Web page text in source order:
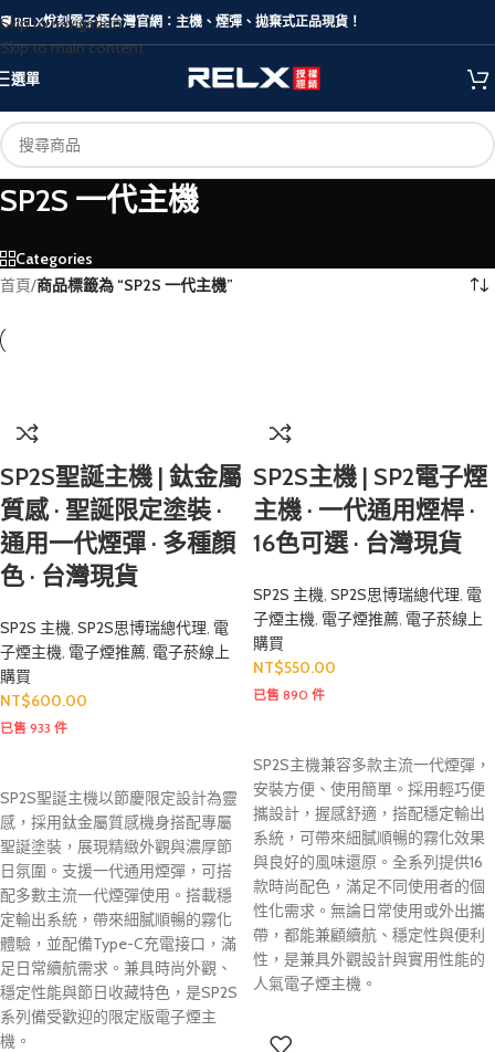
Skip to navigation
Skip to main content
🛡️ RELX悅刻電子煙台灣官網：主機、煙彈、拋棄式正品現貨！
選單
SP2S 一代主機
Categories
首頁/商品標籤為 “SP2S 一代主機”
SP2S聖誕主機 | 鈦金屬
質感 · 聖誕限定塗裝 ·
通用一代煙彈 · 多種顏
色 · 台灣現貨
SP2S 主機, SP2S思博瑞總代理, 電
子煙主機, 電子煙推薦, 電子菸線上
購買
NT$600.00
已售 933 件
SP2S聖誕主機以節慶限定設計為靈
感，採用鈦金屬質感機身搭配專屬
聖誕塗裝，展現精緻外觀與濃厚節
日氛圍。支援一代通用煙彈，可搭
配多數主流一代煙彈使用。搭載穩
定輸出系統，帶來細膩順暢的霧化
體驗，並配備Type-C充電接口，滿
足日常續航需求。兼具時尚外觀、
穩定性能與節日收藏特色，是SP2S
系列備受歡迎的限定版電子煙主
機。
SP2S主機 | SP2電子煙
主機 · 一代通用煙桿 ·
16色可選 · 台灣現貨
SP2S 主機, SP2S思博瑞總代理, 電
子煙主機, 電子煙推薦, 電子菸線上
購買
NT$550.00
已售 890 件
SP2S主機兼容多款主流一代煙彈，
安裝方便、使用簡單。採用輕巧便
攜設計，握感舒適，搭配穩定輸出
系統，可帶來細膩順暢的霧化效果
與良好的風味還原。全系列提供16
款時尚配色，滿足不同使用者的個
性化需求。無論日常使用或外出攜
帶，都能兼顧續航、穩定性與便利
性，是兼具外觀設計與實用性能的
人氣電子煙主機。